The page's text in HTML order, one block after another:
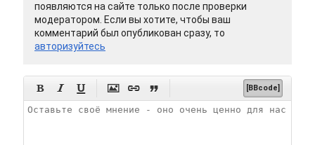
появляются на сайте только после проверки
модератором. Если вы хотите, чтобы ваш
комментарий был опубликован сразу, то
авторизуйтесь
      [BBcode]